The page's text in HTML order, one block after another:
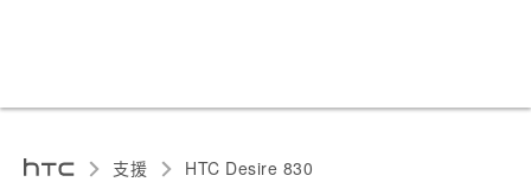
支援 HTC Desire 830‎